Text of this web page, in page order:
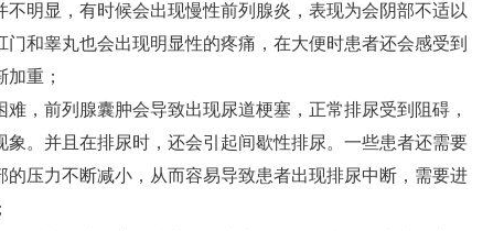
明显，有时候会出现慢性前列腺炎，表现为会阴部不适以
门和睾丸也会出现明显性的疼痛，在大便时患者还会感受到
重；
前列腺囊肿会导致出现尿道梗塞，正常排尿受到阻碍，
象。并且在排尿时，还会引起间歇性排尿。一些患者还需要
的压力不断减小，从而容易导致患者出现排尿中断，需要进